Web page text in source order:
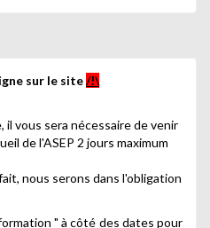
sur le site/!\
vous sera nécessaire de venir
de l'ASEP 2 jours maximum
nous serons dans l'obligation
" à côté des dates pour